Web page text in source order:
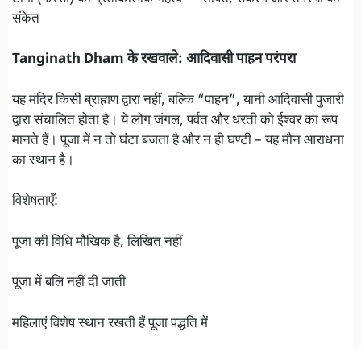
संकेत
Tanginath Dham के रखवाले: आदिवासी पाहन परंपरा
यह मंदिर किसी ब्राह्मण द्वारा नहीं, बल्कि “पाहन”, यानी आदिवासी पुजारी
द्वारा संचालित होता है। ये लोग जंगल, पर्वत और धरती को ईश्वर का रूप
मानते हैं। पूजा में न तो घंटा बजता है और न ही घण्टी – यह मौन आराधना
का स्थान है।
विशेषताएँ:
पूजा की विधि मौखिक है, लिखित नहीं
पूजा में बलि नहीं दी जाती
महिलाएं विशेष स्थान रखती हैं पूजा पद्धति में